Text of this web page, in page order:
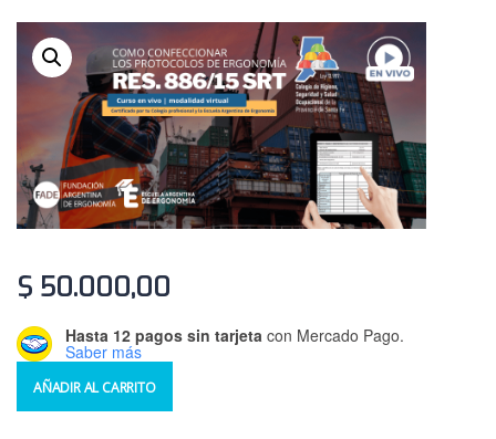
$ 50.000,00
Hasta 12 pagos sin tarjeta con Mercado Pago.
Saber más
AÑADIR AL CARRITO